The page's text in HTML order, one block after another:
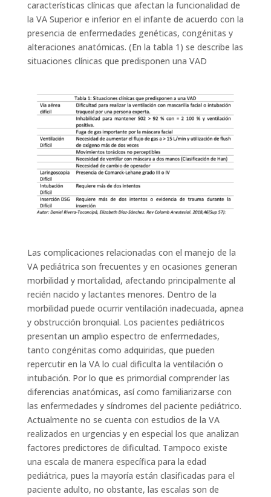
características clínicas que afectan la funcionalidad de
la VA Superior e inferior en el infante de acuerdo con la
presencia de enfermedades genéticas, congénitas y
alteraciones anatómicas. (En la tabla 1) se describe las
situaciones clínicas que predisponen una VAD
Las complicaciones relacionadas con el manejo de la
VA pediátrica son frecuentes y en ocasiones generan
morbilidad y mortalidad, afectando principalmente al
recién nacido y lactantes menores. Dentro de la
morbilidad puede ocurrir ventilación inadecuada, apnea
y obstrucción bronquial. Los pacientes pediátricos
presentan un amplio espectro de enfermedades,
tanto congénitas como adquiridas, que pueden
repercutir en la VA lo cual dificulta la ventilación o
intubación. Por lo que es primordial comprender las
diferencias anatómicas, así como familiarizarse con
las enfermedades y síndromes del paciente pediátrico.
Actualmente no se cuenta con estudios de la VA
realizados en urgencias y en especial los que analizan
factores predictores de dificultad. Tampoco existe
una escala de manera específica para la edad
pediátrica, pues la mayoría están clasificadas para el
paciente adulto, no obstante, las escalas son de